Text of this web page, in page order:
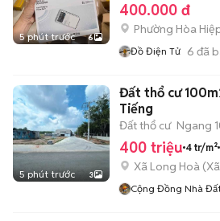
5 phút trước 6
400.000 đ
Phường Hòa
Đồ Điện Tử 6 đã
5 phút trước 3
Đất thổ cư
Tiếng
Đất thổ cư Ngang
400 triệu 4 tr/m²
Xã Long Hoà (
Cộng Đồng Nhà